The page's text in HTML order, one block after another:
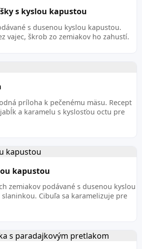
s kyslou kapustou
s dusenou kyslou kapustou.
vajec, škrob zo zemiakov ho zahustí.
príloha k pečenému mäsu. Recept
a karamelu s kyslosťou octu pre
kapustou
zemiakov podávané s dusenou kyslou
Cibuľa sa karamelizuje pre